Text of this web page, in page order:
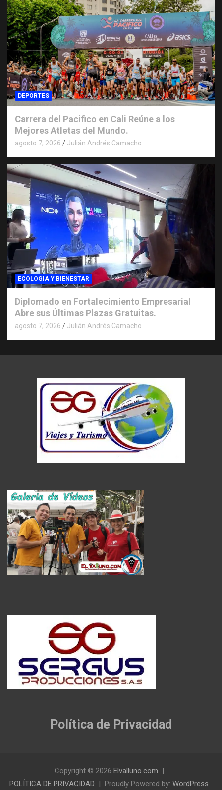
DEPORTES
Carrera del Pacifico en Cali Reúne a los
Mejores Atletas del Mundo.
agosto 7, 2026 Julián Andrés Camacho
ECOLOGIA Y BIENESTAR
Diplomado en Fortalecimiento Empresarial
Abre sus Últimas Plazas Gratuitas.
agosto 7, 2026 Julián Andrés Camacho
Política de Privacidad
Copyright © 2026 Elvalluno.com
POLÍTICA DE PRIVACIDAD
Proudly Powered by: WordPress